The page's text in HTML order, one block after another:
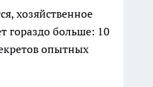
хозяйственное
гораздо больше: 10
опытных